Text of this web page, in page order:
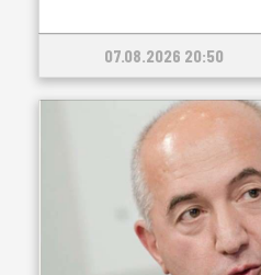
07.08.2026 20:50